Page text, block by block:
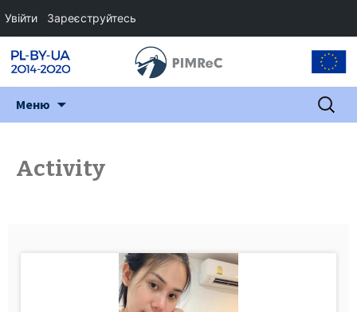
Меню Пошук:
Activity
Увійти Зареєструйтесь